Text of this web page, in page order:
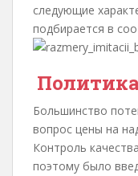
следующие
подбирается в
Большинство
вопрос цены на
Контроль
поэтому было